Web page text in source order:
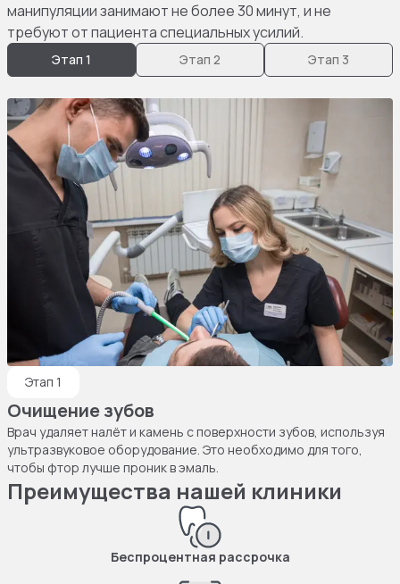
манипуляции занимают не более 30 минут, и не
требуют от пациента специальных усилий.
Этап 1 Этап 2 Этап 3
Этап 1
Очищение зубов
Врач удаляет налёт и камень с поверхности зубов, используя
ультразвуковое оборудование. Это необходимо для того,
чтобы фтор лучше проник в эмаль.
Преимущества нашей клиники
Беспроцентная рассрочка